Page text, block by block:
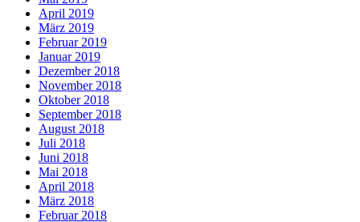
April 2019
März 2019
Februar 2019
Januar 2019
Dezember 2018
November 2018
Oktober 2018
September 2018
August 2018
Juli 2018
Juni 2018
Mai 2018
April 2018
März 2018
Februar 2018